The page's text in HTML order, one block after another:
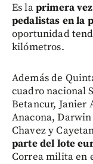
Es laprimera
pedalistas en la
oportunidad
kilómetros.
Además de
cuadro nacional
Betancur, Janier
Anacona,
Chavez y
parte del lote
Correa milita en